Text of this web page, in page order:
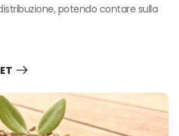
potendo contare sulla